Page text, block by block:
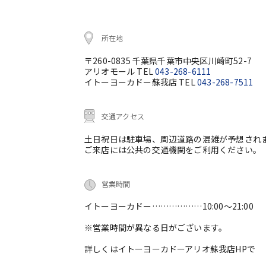
所在地
〒260-0835 千葉県千葉市中央区川崎町52-7
アリオモール TEL043-268-6111
イトーヨーカドー蘇我店 TEL043-268-7511
交通アクセス
土日祝日は駐車場、周辺道路の混雑が予想され
ご来店には公共の交通機関をご利用ください。
営業時間
イトーヨーカドー………………10:00～21:00
※営業時間が異なる日がございます。
詳しくはイトーヨーカドーアリオ蘇我店HPで